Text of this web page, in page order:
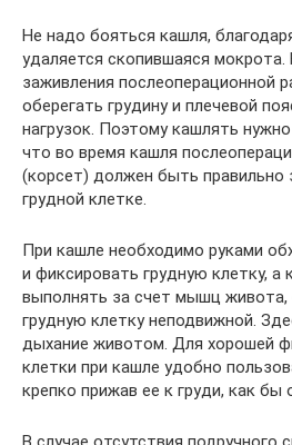
Не надо бояться кашля,
удаляется скопившаяся
заживления послеоперационной
оберегать грудину и плечевой
нагрузок. Поэтому кашлять
что во время кашля
(корсет) должен быть правильно
грудной клетке.
При кашле необходимо руками
и фиксировать грудную клетку,
выполнять за счет мышц живота,
грудную клетку неподвижной.
дыхание животом. Для хорошей
клетки при кашле удобно
крепко прижав ее к груди, как бы